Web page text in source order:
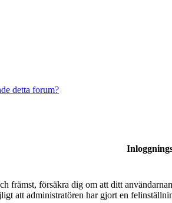
detta forum?
försäkra dig om att ditt
att administratören har gjort en